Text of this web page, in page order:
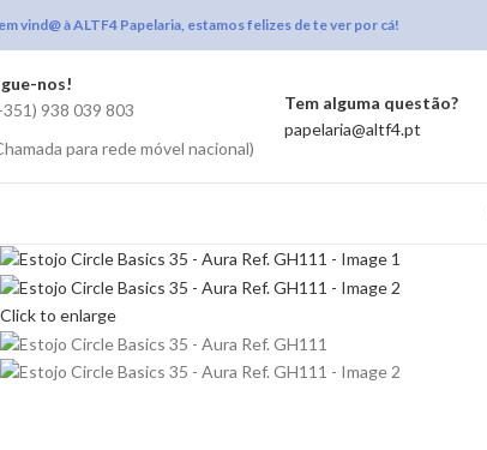
vind@ à ALTF4 Papelaria, estamos felizes de te ver por cá!
nos!
938 039 803
para rede móvel nacional)
Tem alguma questão?
papelaria@altf4.pt
Click to enlarge